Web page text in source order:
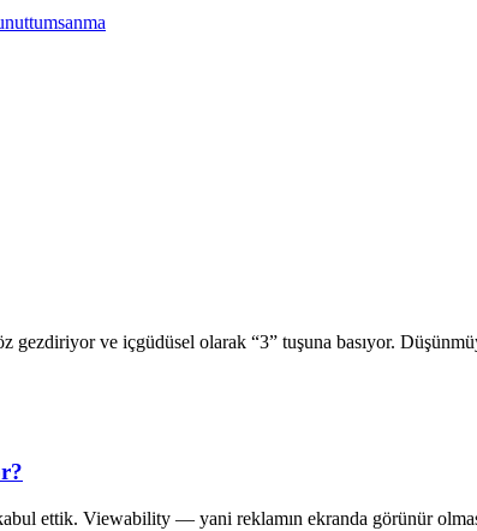
gezdiriyor ve içgüdüsel olarak “3” tuşuna basıyor.
ettik. Viewability — yani reklamın ekranda görünür